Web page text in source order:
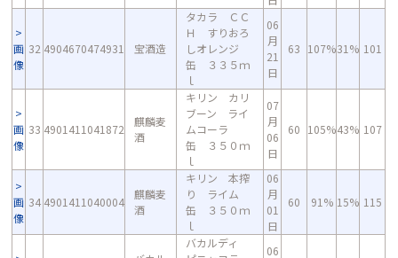
画
像
32 4904670474931 宝酒造
タカラ ＣＣ
Ｈ すりおろ
しオレンジ
缶 ３３５ｍ
ｌ
06
月
21
日
63 107%31% 101
画
像
33 4901411041872
麒麟麦
酒
キリン カリ
ブーン ライ
ムコーラ
缶 ３５０ｍ
ｌ
07
月
06
日
60 105%43% 107
画
像
34 4901411040004
麒麟麦
酒
キリン 本搾
り ライム
缶 ３５０ｍ
ｌ
06
月
01
日
60 91% 15% 115
バカルディ
06